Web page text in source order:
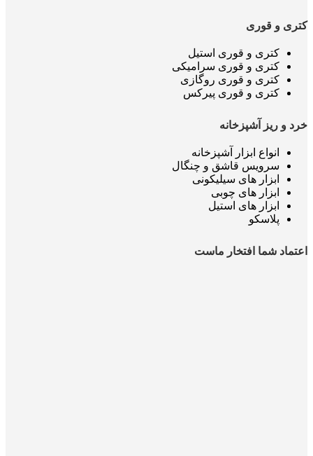
کتری و قوری
کتری و قوری استیل
کتری و قوری سرامیکی
کتری و قوری روگازی
کتری و قوری پیرکس
خرد و ریز آشپزخانه
انواع ابزار آشپزخانه
سرویس قاشق و چنگال
ابزار های سیلیکونی
ابزار های چوبی
ابزار های استیل
پلاسکو
اعتماد شما افتخار ماست